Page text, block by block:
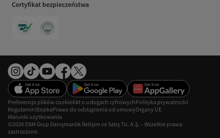
Certyfikat bezpieczeństwa
©2026 DSM Grup Danışmanlık İletişim ve Satış Tic. A.Ş. – Wszelkie prawa
zastrzeżone.
Preferencje plików cookieAkt o usługach cyfrowychPolityka prywatności
RegulaminStopkaPrawo do odstąpienia od umowyOrgany UE
Warunki użytkowania